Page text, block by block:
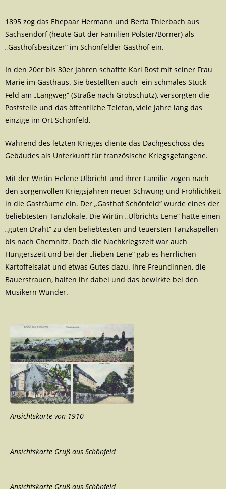
1895 zog das Ehepaar Hermann und Berta Thierbach aus
Sachsendorf (heute Gut der Familien Polster/Börner) als
„Gasthofsbesitzer“ im Schönfelder Gasthof ein.
In den 20er bis 30er Jahren schaffte Karl Rost mit seiner Frau
Marie im Gasthaus. Sie bestellten auch ein schmales Stück
Feld am „Langweg“ (Straße nach Gröbschütz), versorgten die
Poststelle und das öffentliche Telefon, viele Jahre lang das
einzige im Ort Schönfeld.
Während des letzten Krieges diente das Dachgeschoss des
Gebäudes als Unterkunft für französische Kriegsgefangene.
Mit der Wirtin Helene Ulbricht und ihrer Familie zogen nach
den sorgenvollen Kriegsjahren neuer Schwung und Fröhlichkeit
in die Gasträume ein. Der „Gasthof Schönfeld“ wurde eines der
beliebtesten Tanzlokale. Die Wirtin „Ulbrichts Lene“ hatte einen
„guten Draht“ zu den beliebtesten und teuersten Tanzkapellen
bis nach Chemnitz. Doch die Nachkriegszeit war auch
Hungerszeit und bei der „lieben Lene“ gab es herrlichen
Kartoffelsalat und etwas Gutes dazu. Ihre Freundinnen, die
Bauersfrauen, halfen ihr dabei und das bewirkte bei den
Musikern Wunder.
Ansichtskarte von 1910
Ansichtskarte Gruß aus Schönfeld
Ansichtskarte Gruß aus Schönfeld